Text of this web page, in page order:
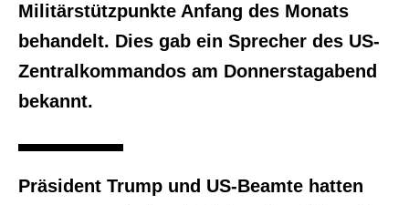
Militärstützpunkte Anfang des Monats
behandelt. Dies gab ein Sprecher des US-
Zentralkommandos am Donnerstagabend
bekannt.
Präsident Trump und US-Beamte hatten